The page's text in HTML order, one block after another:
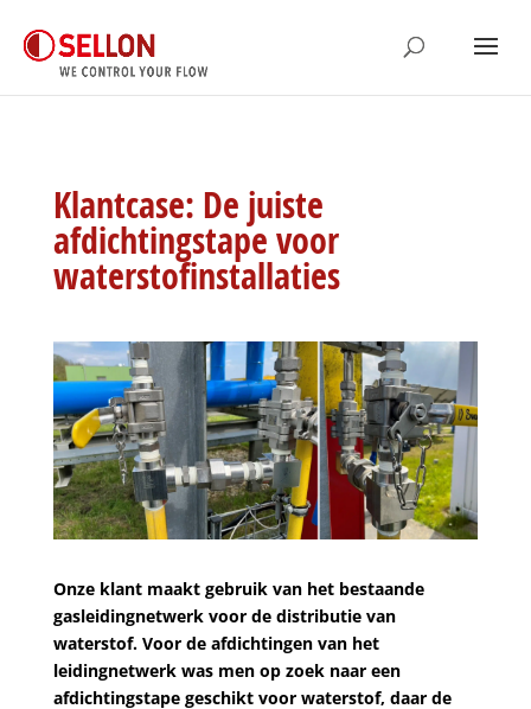
Klantcase: De juiste
afdichtingstape voor
waterstofinstallaties
Onze klant maakt gebruik van het bestaande
gasleidingnetwerk voor de distributie van
waterstof. Voor de afdichtingen van het
leidingnetwerk was men op zoek naar een
afdichtingstape geschikt voor waterstof, daar de